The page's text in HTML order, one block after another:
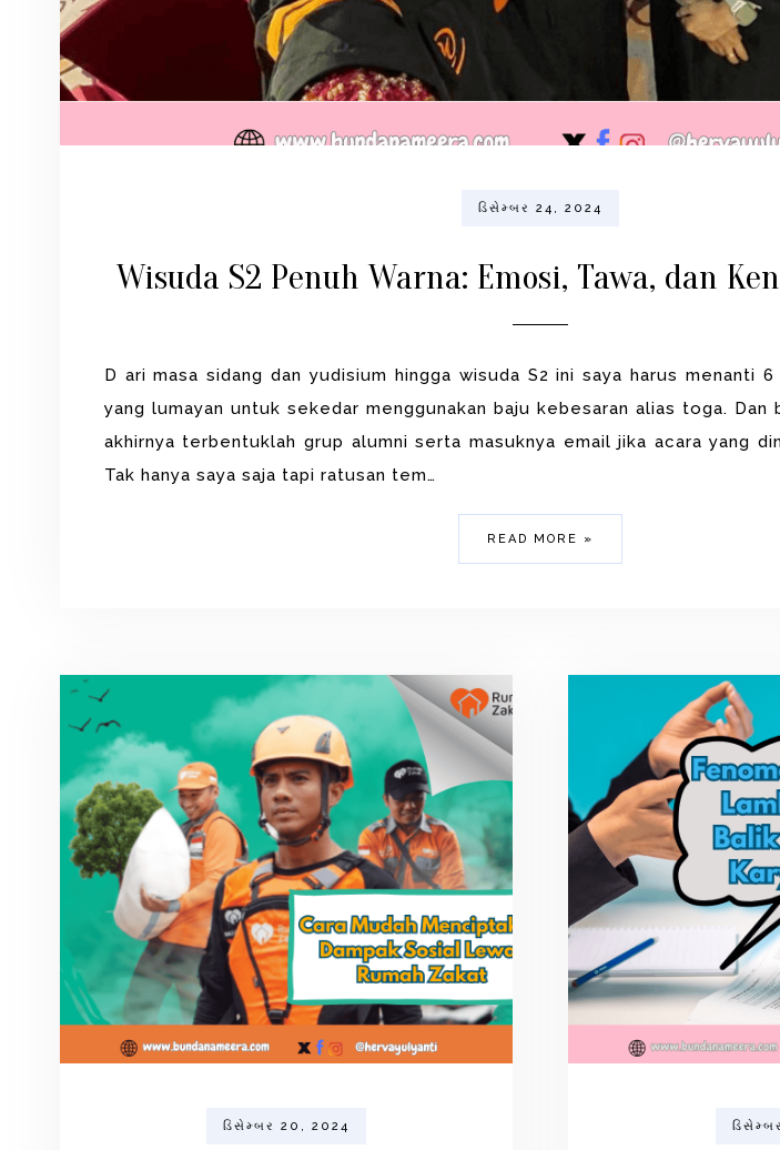
ડિસેમ્બર 24, 2024
Wisuda S2 Penuh Warna: Emosi, Tawa, dan
D ari masa sidang dan yudisium hingga wisuda S2 ini saya harus menanti 6
yang lumayan untuk sekedar menggunakan baju kebesaran alias toga. Dan
akhirnya terbentuklah grup alumni serta masuknya email jika acara yang
Tak hanya saya saja tapi ratusan tem…
READ MORE »
ડિસેમ્બર 20, 2024